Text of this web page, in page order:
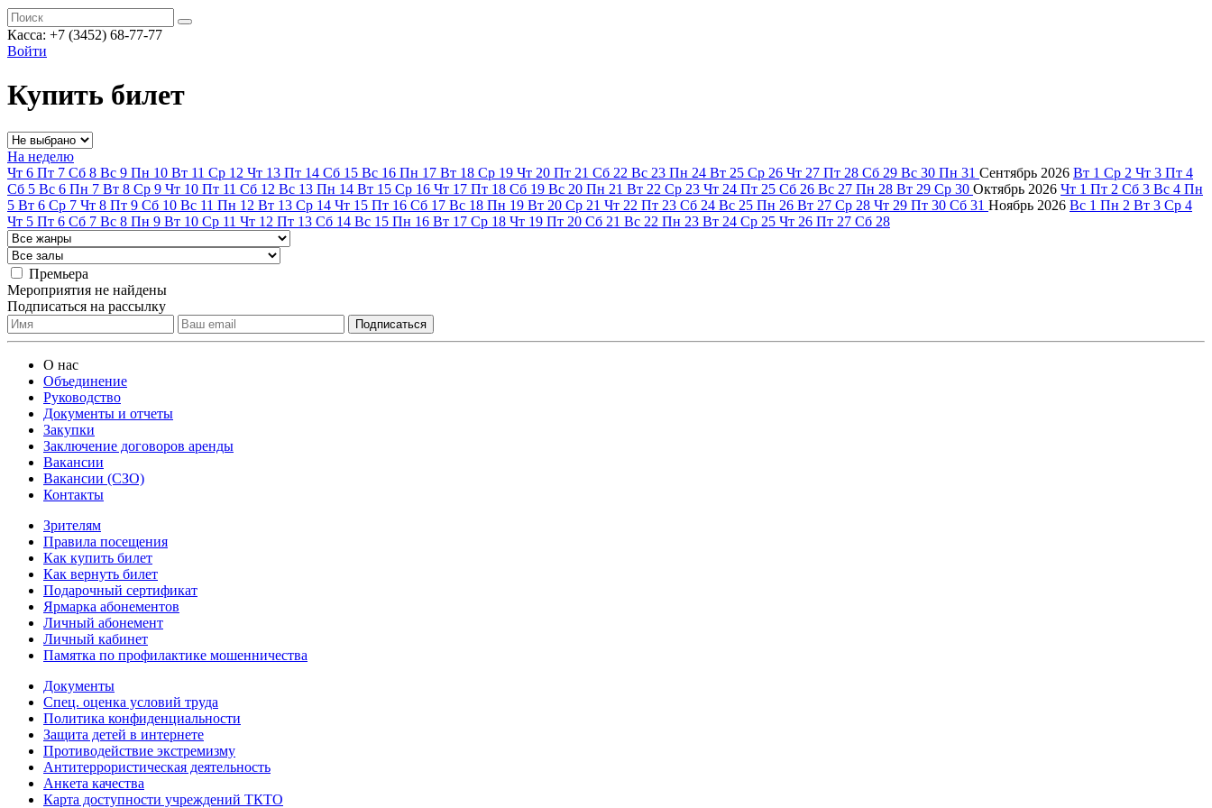
Касса: +7 (3452) 68-77-77
Войти
Купить билет
На неделю
Чт 6 Пт 7 Сб 8 Вс 9 Пн 10 Вт 11 Ср 12 Чт 13 Пт 14 Сб 15 Вс 16 Пн 17 Вт 18 Ср 19 Чт 20 Пт 21 Сб 22 Вс 23 Пн 24 Вт 25 Ср 26 Чт 27 Пт 28 Сб 29 Вс 30 Пн 31 Сентябрь 2026 Вт 1 Ср 2 Чт 3 Пт 4
Сб 5 Вс 6 Пн 7 Вт 8 Ср 9 Чт 10 Пт 11 Сб 12 Вс 13 Пн 14 Вт 15 Ср 16 Чт 17 Пт 18 Сб 19 Вс 20 Пн 21 Вт 22 Ср 23 Чт 24 Пт 25 Сб 26 Вс 27 Пн 28 Вт 29 Ср 30 Октябрь 2026 Чт 1 Пт 2 Сб 3 Вс 4 Пн
5 Вт 6 Ср 7 Чт 8 Пт 9 Сб 10 Вс 11 Пн 12 Вт 13 Ср 14 Чт 15 Пт 16 Сб 17 Вс 18 Пн 19 Вт 20 Ср 21 Чт 22 Пт 23 Сб 24 Вс 25 Пн 26 Вт 27 Ср 28 Чт 29 Пт 30 Сб 31 Ноябрь 2026 Вс 1 Пн 2 Вт 3 Ср 4
Чт 5 Пт 6 Сб 7 Вс 8 Пн 9 Вт 10 Ср 11 Чт 12 Пт 13 Сб 14 Вс 15 Пн 16 Вт 17 Ср 18 Чт 19 Пт 20 Сб 21 Вс 22 Пн 23 Вт 24 Ср 25 Чт 26 Пт 27 Сб 28
Премьера
Мероприятия не найдены
Подписаться на рассылку
О нас
Объединение
Руководство
Документы и отчеты
Закупки
Заключение договоров аренды
Вакансии
Вакансии (СЗО)
Контакты
Зрителям
Правила посещения
Как купить билет
Как вернуть билет
Подарочный сертификат
Ярмарка абонементов
Личный абонемент
Личный кабинет
Памятка по профилактике мошенничества
Документы
Спец. оценка условий труда
Политика конфиденциальности
Защита детей в интернете
Противодействие экстремизму
Антитеррористическая деятельность
Анкета качества
Карта доступности учреждений ТКТО